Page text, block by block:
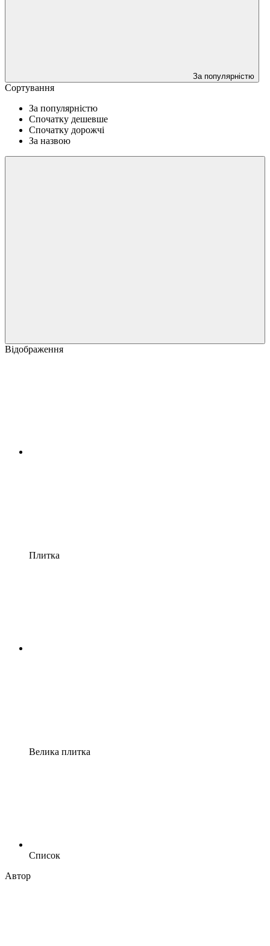
За популярністю
Сортування
За популярністю
Спочатку дешевше
Спочатку дорожчі
За назвою
Відображення
Плитка
Велика плитка
Список
Автор